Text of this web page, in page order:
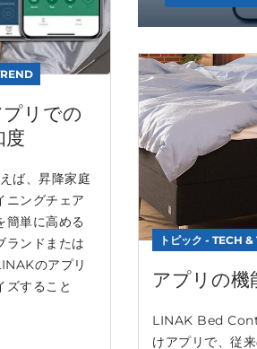
リでの
度
ば、昇降家庭
ニングチェア
簡単に高める
ランドまたは
のアプリ
ズすること
トピック - TECH
アプリの機
LINAK Bed
けアプリで、従